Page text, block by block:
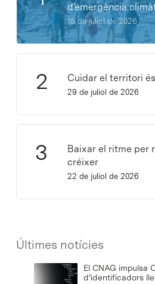
d’emergència
15 de juliol de 2026
Cuidar el territori
29 de juliol de 2026
Baixar el ritme per
créixer
22 de juliol de 2026
Últimes notícies
El CNAG impulsa
d’identificadors